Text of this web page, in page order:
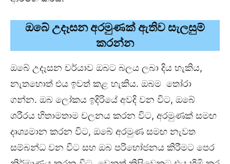
ඔබේ උදෑසන අරමුණක් ඇතිව සැලසුම්
කරන්න
ඔබේ උදෑසන චර්යාව ඔබට බලය ලබා දිය හැකිය,
නැතහොත් එය ඉවත් කළ හැකිය. ඔබම තෝරා
ගන්න. ඔබ ලෝකය ඉදිරියේ අවදි වන විට, ඔබේ
ශරීරය හිතාමතාම චලනය කරන විට, අරමුණක් සමඟ
දෘශ්‍යමාන කරන විට, ඔබේ අරමුණ සමඟ නැවත
සම්බන්ධ වන විට සහ ඔබ පරිභෝජනය කිරීමට පෙර